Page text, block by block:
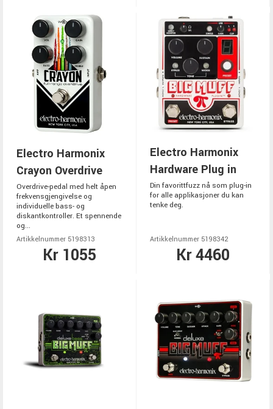
Electro Harmonix
Crayon Overdrive
Overdrive-pedal med helt åpen
frekvensgjengivelse og
individuelle bass- og
diskantkontroller. Et spennende
og...
Artikkelnummer 5198313
Kr 1055
Electro Harmonix
Hardware Plug in
Din favorittfuzz nå som plug-in
for alle applikasjoner du kan
tenke deg.
Artikkelnummer 5198342
Kr 4460